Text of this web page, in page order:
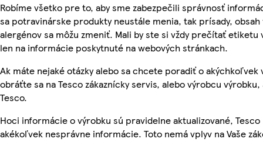
Robíme všetko pre to, aby sme zabezpečili správnosť
sa potravinárske produkty neustále menia, tak prísady, obsah
alergénov sa môžu zmeniť. Mali by ste si vždy prečítať etiketu
len na informácie poskytnuté na webových stránkach.
Ak máte nejaké otázky alebo sa chcete poradiť o akýchkoľvek
obráťte sa na Tesco zákaznícky servis, alebo výrobcu
Tesco.
Hoci informácie o výrobku sú pravidelne aktualizované,
akékoľvek nesprávne informácie. Toto nemá vplyv na Vaše